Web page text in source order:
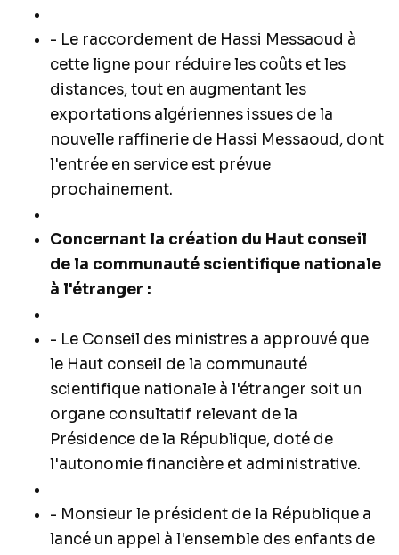
- Le raccordement de Hassi Messaoud à
cette ligne pour réduire les coûts et les
distances, tout en augmentant les
exportations algériennes issues de la
nouvelle raffinerie de Hassi Messaoud, dont
l'entrée en service est prévue
prochainement.
Concernant la création du Haut conseil
de la communauté scientifique nationale
à l'étranger :
- Le Conseil des ministres a approuvé que
le Haut conseil de la communauté
scientifique nationale à l'étranger soit un
organe consultatif relevant de la
Présidence de la République, doté de
l'autonomie financière et administrative.
- Monsieur le président de la République a
lancé un appel à l'ensemble des enfants de